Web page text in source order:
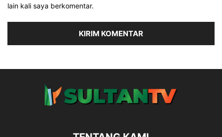
lain kali saya berkomentar.